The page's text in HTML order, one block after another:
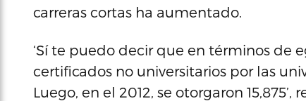
carreras cortas ha aumentado.
‘Sí te puedo decir que en términos de
certificados no universitarios por las
Luego, en el 2012, se otorgaron 15,875’,